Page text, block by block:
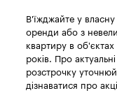
В'їжджайте у
оренди або з
квартиру в
років. Про
розстрочку
дізнаватися про